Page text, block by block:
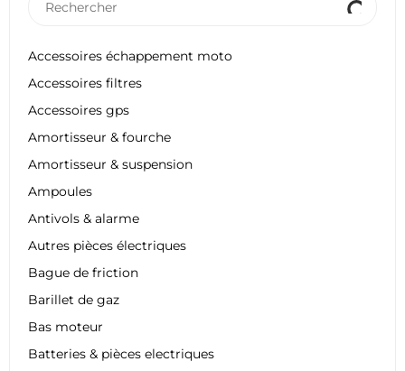
Accessoires échappement moto
Accessoires filtres
Accessoires gps
Amortisseur & fourche
Amortisseur & suspension
Ampoules
Antivols & alarme
Autres pièces électriques
Bague de friction
Barillet de gaz
Bas moteur
Batteries & pièces electriques